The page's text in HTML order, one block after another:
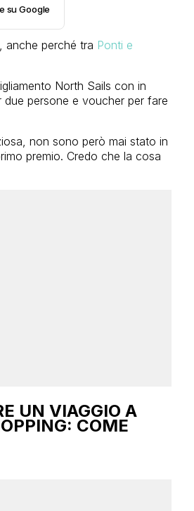
su Google
anche perché tra Ponti e
North Sails con in
due persone e voucher per fare
non sono però mai stato in
premio. Credo che la cosa
UN VIAGGIO A
COME